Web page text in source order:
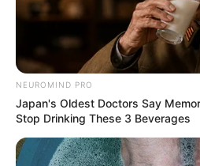
NEUROMIND PRO
Japan's Oldest Doctors Say
Stop Drinking These 3 Beverages